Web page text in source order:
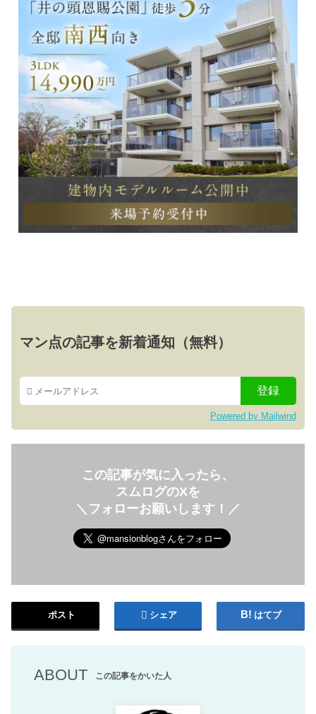
マン点の記事を新着通知（無料）
Powered by Mailwind
この記事が気に入ったら、
スムログのXを
＼フォローお願いします！／
ポスト シェア はてブ
ABOUT この記事をかいた人